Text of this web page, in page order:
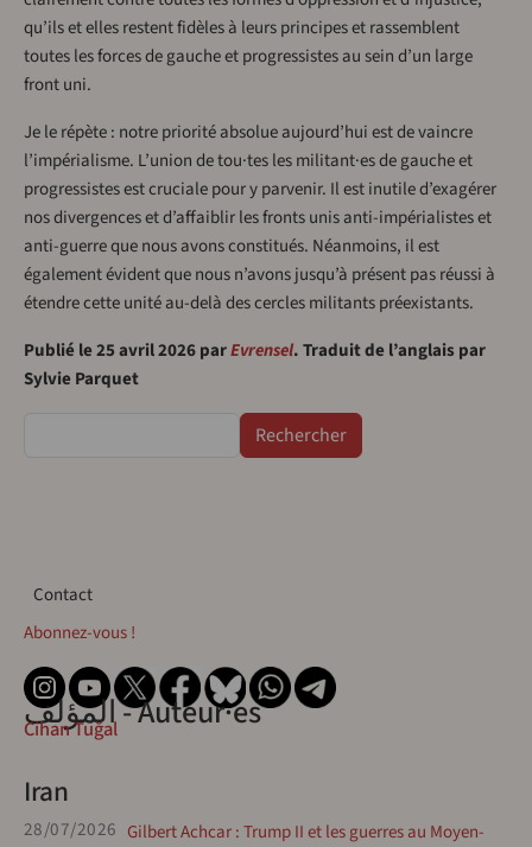
qu’ils et elles restent fidèles à leurs principes et rassemblent
toutes les forces de gauche et progressistes au sein d’un large
front uni.
Je le répète : notre priorité absolue aujourd’hui est de vaincre
l’impérialisme. L’union de tou·tes les militant·es de gauche et
progressistes est cruciale pour y parvenir. Il est inutile d’exagérer
nos divergences et d’affaiblir les fronts unis anti-impérialistes et
anti-guerre que nous avons constitués. Néanmoins, il est
également évident que nous n’avons jusqu’à présent pas réussi à
étendre cette unité au-delà des cercles militants préexistants.
Publié le 25 avril 2026 parEvrensel. Traduit de l’anglais par
Sylvie Parquet
Contact
Contact
Abonnez-vous !
المؤلف - Auteur·esCihan Tuğal
Iran
28/07/2026 Gilbert Achcar : Trump II et les guerres au Moyen-